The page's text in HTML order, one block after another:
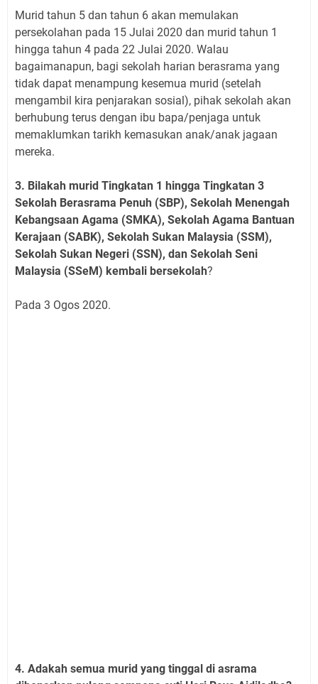
Murid tahun 5 dan tahun 6 akan memulakan
persekolahan pada 15 Julai 2020 dan murid tahun 1
hingga tahun 4 pada 22 Julai 2020. Walau
bagaimanapun, bagi sekolah harian berasrama yang
tidak dapat menampung kesemua murid (setelah
mengambil kira penjarakan sosial), pihak sekolah akan
berhubung terus dengan ibu bapa/penjaga untuk
memaklumkan tarikh kemasukan anak/anak jagaan
mereka.
3. Bilakah murid Tingkatan 1 hingga Tingkatan 3
Sekolah Berasrama Penuh (SBP), Sekolah Menengah
Kebangsaan Agama (SMKA), Sekolah Agama Bantuan
Kerajaan (SABK), Sekolah Sukan Malaysia (SSM),
Sekolah Sukan Negeri (SSN), dan Sekolah Seni
Malaysia (SSeM) kembali bersekolah?
Pada 3 Ogos 2020.
4. Adakah semua murid yang tinggal di asrama